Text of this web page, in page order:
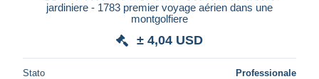
jardiniere - 1783 premier voyage aérien dans une
montgolfiere
± 4,04 USD
Stato Professionale